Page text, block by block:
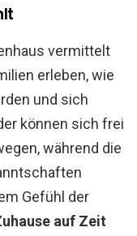
vermittelt
erleben, wie
und sich
können sich frei
während die
Gefühl der
auf Zeit